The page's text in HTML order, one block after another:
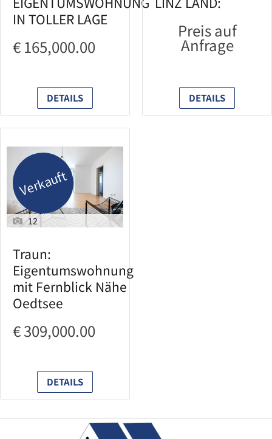
IN TOLLER LAGE
€ 165,000.00
DETAILS
Preis auf
Anfrage
DETAILS
Verkauft
12
Traun:
Eigentumswohnung
mit Fernblick Nähe
Oedtsee
€ 309,000.00
DETAILS